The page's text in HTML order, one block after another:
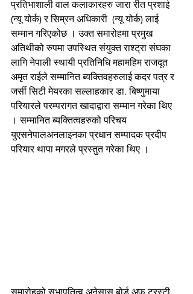
प्रतिभाशाली वाल कलाकारहरु जारा रीत प्रशाई
(न्यू योर्क) र सिम्रन अधिकारी  (न्यू योर्क) लाई
सम्मान गरिएकोछ । उक्त समारोहमा प्रमुख
अतिथीको रुपमा उपस्थित संयुक्त राश्ट्रा संघका
लागि नेपाली स्थायी प्रतिनिधि महामहिम राजदूत
अमृत राईले सम्मानित ब्यक्तिवहरुलाई कदर पत्र र
जर्सी सिटी मेयरका सल्लाहकार डा. बिष्णुमाया
परियारले परम्परागत खादाद्वारा सम्मान गरेका थिए
। सम्मानित ब्यक्तित्वहरुको परिचय
युएसनेपालअनलाइनका प्रधान सम्पादक प्रदीप
परियार थापा मगरले प्रस्तुत गरेका थिए ।